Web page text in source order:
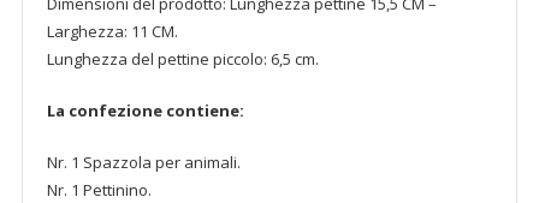
Larghezza: 11 CM.
Lunghezza del pettine piccolo: 6,5 cm.
La confezione contiene:
Nr. 1 Spazzola per animali.
Nr. 1 Pettinino.